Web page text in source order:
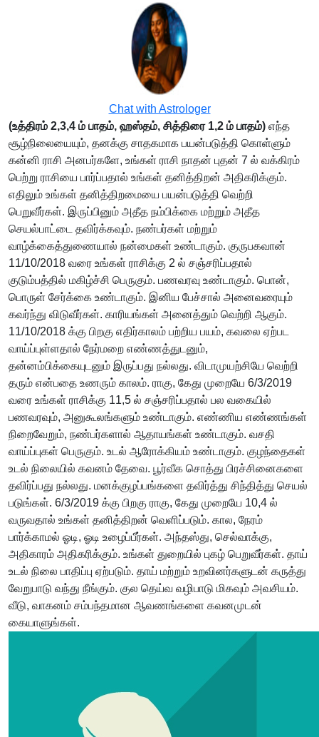
Chat with Astrologer
(உத்திரம் 2,3,4 ம் பாதம், ஹஸ்தம், சித்திரை 1,2 ம் பாதம்) எந்த
சூழ்நிலையையும், தனக்கு சாதகமாக பயன்படுத்தி கொள்ளும்
கன்னி ராசி அனபர்களே, உங்கள் ராசி நாதன் புதன் 7 ல் வக்கிரம்
பெற்று ராசியை பார்ப்பதால் உங்கள் தனித்திறன் அதிகரிக்கும்.
எதிலும் உங்கள் தனித்திறமையை பயன்படுத்தி வெற்றி
பெறுவீர்கள். இருப்பினும் அதீத நம்பிக்கை மற்றும் அதீத
செயல்பாட்டை தவிர்க்கவும். நண்பர்கள் மற்றும்
வாழ்க்கைத்துணையால் நன்மைகள் உண்டாகும். குருபகவான்
11/10/2018 வரை உங்கள் ராசிக்கு 2 ல் சஞ்சரிப்பதால்
குடும்பத்தில் மகிழ்ச்சி பெருகும். பணவரவு உண்டாகும். பொன்,
பொருள் சேர்க்கை உண்டாகும். இனிய பேச்சால் அனைவரையும்
கவர்ந்து விடுவீர்கள். காரியங்கள் அனைத்தும் வெற்றி ஆகும்.
11/10/2018 க்கு பிறகு எதிர்காலம் பற்றிய பயம், கவலை ஏற்பட
வாய்ப்புள்ளதால் நேர்மறை எண்ணத்துடனும்,
தன்னம்பிக்கையுடனும் இருப்பது நல்லது. விடாமுயற்சியே வெற்றி
தரும் என்பதை உணரும் காலம். ராகு, கேது முறையே 6/3/2019
வரை உங்கள் ராசிக்கு 11,5 ல் சஞ்சரிப்பதால் பல வகையில்
பணவரவும், அனுகூலங்களும் உண்டாகும். எண்ணிய எண்ணங்கள்
நிறைவேறும், நண்பர்களால் ஆதாயங்கள் உண்டாகும். வசதி
வாய்ப்புகள் பெருகும். உடல் ஆரோக்கியம் உண்டாகும். குழந்தைகள்
உடல் நிலையில் கவனம் தேவை. பூர்வீக சொத்து பிரச்சினைகளை
தவிர்ப்பது நல்லது. மனக்குழப்பங்களை தவிர்த்து சிந்தித்து செயல்
படுங்கள். 6/3/2019 க்கு பிறகு ராகு, கேது முறையே 10,4 ல்
வருவதால் உங்கள் தனித்திறன் வெளிப்படும். கால, நேரம்
பார்க்காமல் ஓடி, ஓடி உழைப்பீர்கள். அந்தஸ்து, செல்வாக்கு,
அதிகாரம் அதிகரிக்கும். உங்கள் துறையில் புகழ் பெறுவீர்கள். தாய்
உடல் நிலை பாதிப்பு ஏற்படும். தாய் மற்றும் உறவினர்களுடன் கருத்து
வேறுபாடு வந்து நீங்கும். குல தெய்வ வழிபாடு மிகவும் அவசியம்.
வீடு, வாகனம் சம்பந்தமான ஆவணங்களை கவனமுடன்
கையாளுங்கள்.